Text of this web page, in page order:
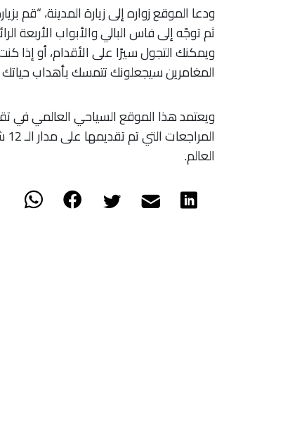
ودعا الموقع زواره إلى زيارة المدينة، “قم
ثم توجّه إلى فاس البالي والأبواب الأربعة
ويمكنك التجول سيرًا على الأقدام، أو إذا
المغامرين سيجعلونك تتمسك بأهداب حياتك
ويعتمد هذا الموقع السياحي العالمي في
العالم.